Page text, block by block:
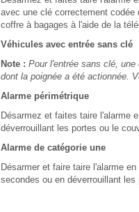
avec une clé correctement
coffre à bagages à l'aide de la
Véhicules avec entrée sans clé
Note : Pour l'entrée sans clé,
dont la poignée a été actionnée.
Alarme périmétrique
Désarmez et faites taire l'alarme
déverrouillant les portes ou le
Alarme de catégorie une
Désarmer et faire taire l'alarme
secondes ou en déverrouillant